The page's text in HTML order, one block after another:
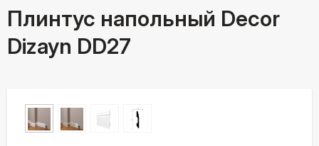
Плинтус напольный Decor
Dizayn DD27